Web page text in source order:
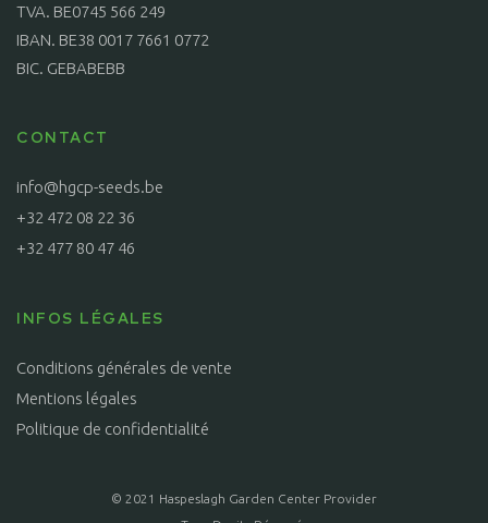
TVA. BE0745 566 249
IBAN. BE38 0017 7661 0772
BIC. GEBABEBB
CONTACT
info@hgcp-seeds.be
+32 472 08 22 36
+32 477 80 47 46
INFOS LÉGALES
Conditions générales de vente
Mentions légales
Politique de confidentialité
© 2021 Haspeslagh Garden Center Provider